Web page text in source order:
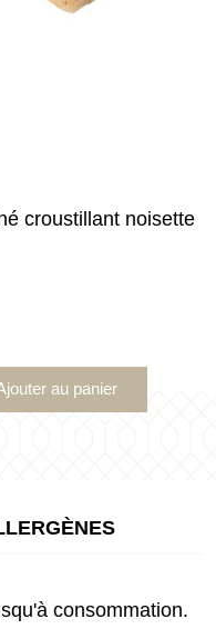
croustillant noisette
au panier
consommation.